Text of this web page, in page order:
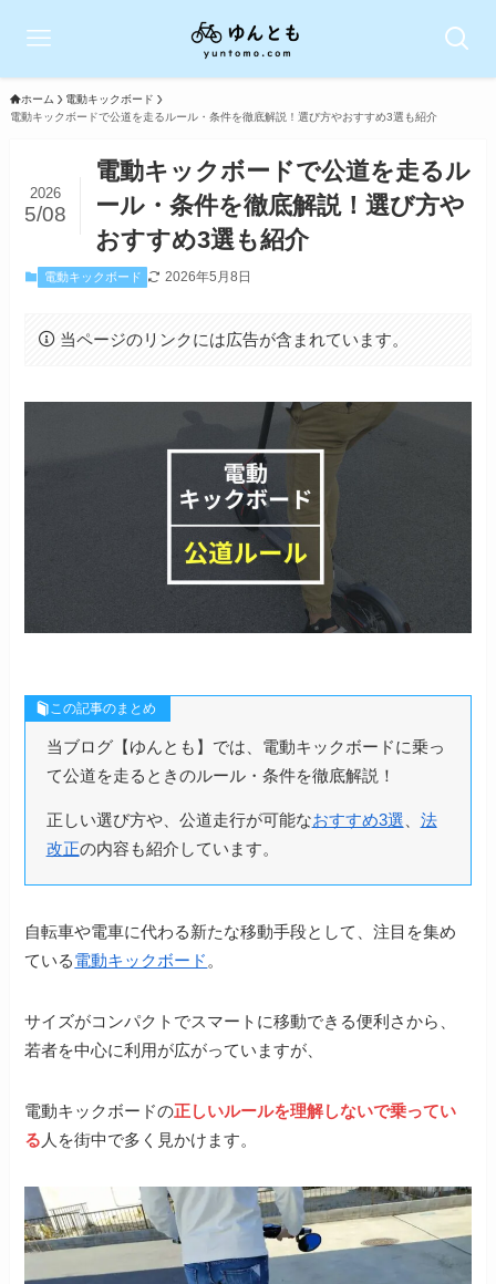
ホーム
電動キックボード
電動キックボードで公道を走るルール・条件を徹底解説！選び方やおすすめ3選も紹介
電動キックボードで公道を走るル
ール・条件を徹底解説！選び方や
おすすめ3選も紹介
2026
5/08
電動キックボード 2026年5月8日
当ページのリンクには広告が含まれています。
この記事のまとめ
当ブログ【ゆんとも】では、電動キックボードに乗っ
て公道を走るときのルール・条件を徹底解説！
正しい選び方や、公道走行が可能なおすすめ3選、 法
改正の内容も紹介しています。
自転車や電車に代わる新たな移動手段として、注目を集め
ている電動キックボード 。
サイズがコンパクトでスマートに移動できる便利さから、
若者を中心に利用が広がっていますが、
電動キックボードの正しいルールを理解しないで乗ってい
る 人を街中で多く見かけます。